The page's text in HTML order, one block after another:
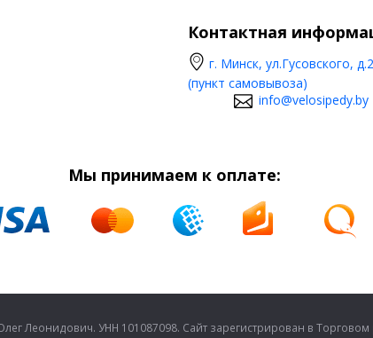
Контактная
г. Минск, ул.Гусовского,
(пункт самовывоза)
info@velosipedy.by
Мы принимаем к оплате:
Леонидович. УНН 101087098. Сайт зарегистрирован в Торговом